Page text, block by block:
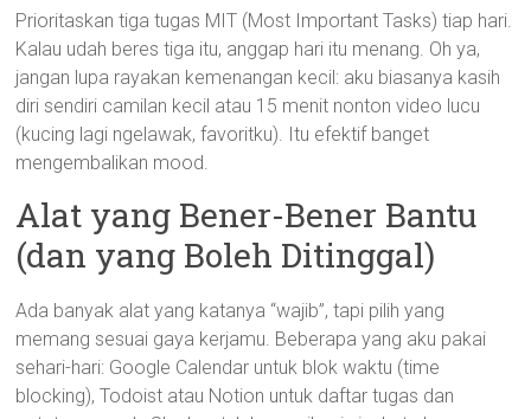
Prioritaskan tiga tugas MIT (Most Important Tasks) tiap hari.
Kalau udah beres tiga itu, anggap hari itu menang. Oh ya,
jangan lupa rayakan kemenangan kecil: aku biasanya kasih
diri sendiri camilan kecil atau 15 menit nonton video lucu
(kucing lagi ngelawak, favoritku). Itu efektif banget
mengembalikan mood.
Alat yang Bener-Bener Bantu
(dan yang Boleh Ditinggal)
Ada banyak alat yang katanya “wajib”, tapi pilih yang
memang sesuai gaya kerjamu. Beberapa yang aku pakai
sehari-hari: Google Calendar untuk blok waktu (time
blocking), Todoist atau Notion untuk daftar tugas dan